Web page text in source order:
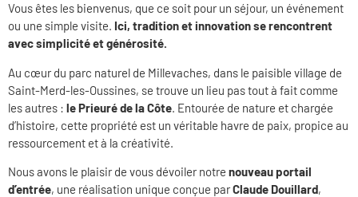
Vous êtes les bienvenus, que ce soit pour un séjour, un événement
ou une simple visite. Ici, tradition et innovation se rencontrent
avec simplicité et générosité.
Au cœur du parc naturel de Millevaches, dans le paisible village de
Saint-Merd-les-Oussines, se trouve un lieu pas tout à fait comme
les autres : le Prieuré de la Côte . Entourée de nature et chargée
d’histoire, cette propriété est un véritable havre de paix, propice au
ressourcement et à la créativité.
Nous avons le plaisir de vous dévoiler notre nouveau portail
d’entrée, une réalisation unique conçue parClaude Douillard,